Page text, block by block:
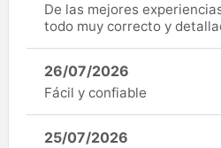
De las mejores
todo muy correcto y
26/07/2026
Fácil y confiable
25/07/2026